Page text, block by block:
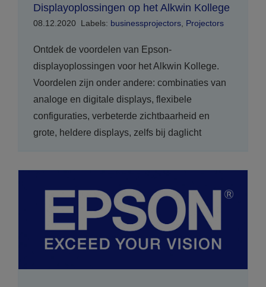
Displayoplossingen op het Alkwin Kollege
08.12.2020 Labels: businessprojectors, Projectors
Ontdek de voordelen van Epson-
displayoplossingen voor het Alkwin Kollege.
Voordelen zijn onder andere: combinaties van
analoge en digitale displays, flexibele
configuraties, verbeterde zichtbaarheid en
grote, heldere displays, zelfs bij daglicht